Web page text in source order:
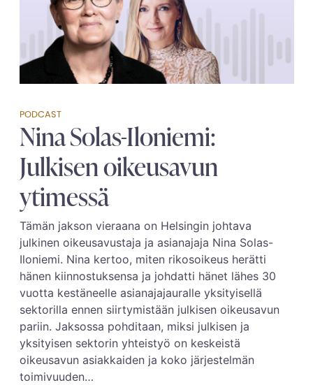
PODCAST
Nina Solas-Iloniemi:
Julkisen oikeusavun
ytimessä
Tämän jakson vieraana on Helsingin johtava
julkinen oikeusavustaja ja asianajaja Nina Solas-
Iloniemi. Nina kertoo, miten rikosoikeus herätti
hänen kiinnostuksensa ja johdatti hänet lähes 30
vuotta kestäneelle asianajajauralle yksityisellä
sektorilla ennen siirtymistään julkisen oikeusavun
pariin. Jaksossa pohditaan, miksi julkisen ja
yksityisen sektorin yhteistyö on keskeistä
oikeusavun asiakkaiden ja koko järjestelmän
toimivuuden…